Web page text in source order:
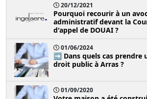
20/12/2021
Pourquoi recourir à un
administratif devant la
d'appel de DOUAI ?
01/06/2024
➡️ Dans quels cas prendre
droit public à Arras ?
01/09/2020